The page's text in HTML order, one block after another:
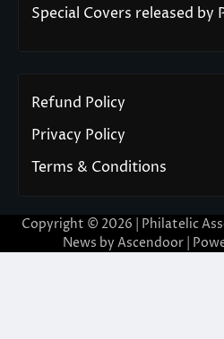
Special Covers released by
Refund Policy
Privacy Policy
Terms & Conditions
Copyright © 2026 | Philatelic
News by Ascendoor|